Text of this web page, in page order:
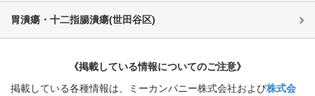
胃潰瘍・十二指腸潰瘍(世田谷区)
《掲載している情報についてのご注意》
掲載している各種情報は、ミーカンパニー株式会社および株式会